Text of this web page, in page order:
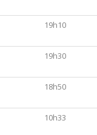
19h10
19h30
18h50
10h33